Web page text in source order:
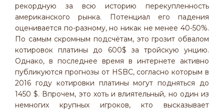
рекордную за всю историю перекупленность
американского рынка. Потенциал его падения
оценивается по-разному, но никак не менее 40-50%.
По самым скромным подсчётам, это грозит обвалом
котировок платины до 600$ за тройскую унцию.
Однако, в последнее время в интернете активно
публикуются прогнозы от HSBC, согласно которым в
2016 году котировки платины могут подняться до
1450 $. Впрочем, это хоть и влиятельный, но один из
немногих крупных игроков, кто высказывает